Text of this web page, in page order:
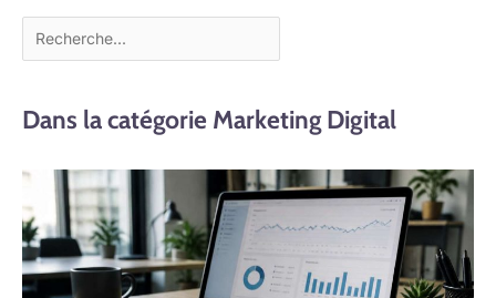
Dans la catégorie Marketing Digital